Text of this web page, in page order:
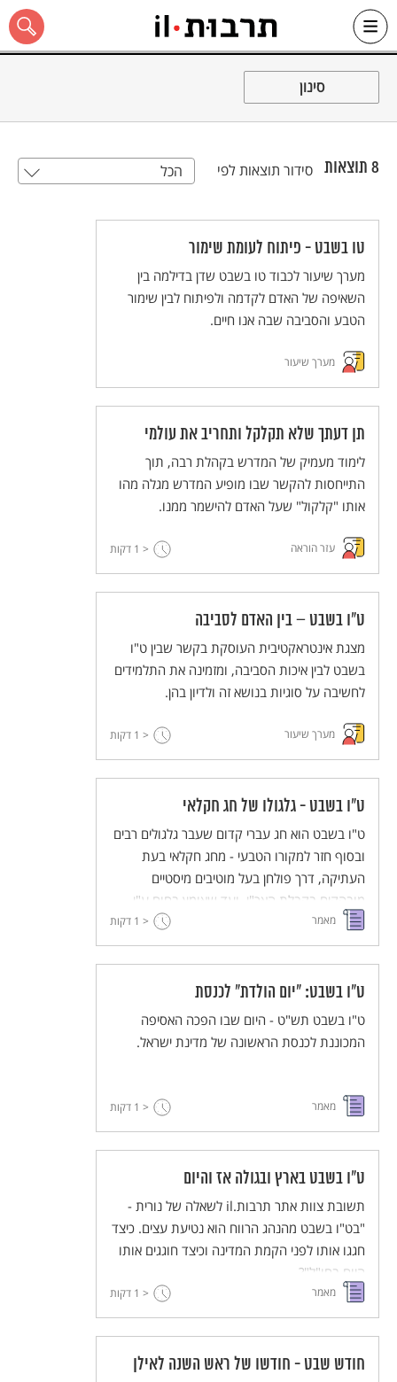
Skip
כל האתר
סינון
8 תוצאות סידור תוצאות לפי הכל
טו בשבט - פיתוח לעומת שימור
מערך שיעור לכבוד טו בשבט שדן בדילמה בין
השאיפה של האדם לקדמה ולפיתוח לבין שימור
הטבע והסביבה שבה אנו חיים.
מערך שיעור
תן דעתך שלא תקלקל ותחריב את עולמי
לימוד מעמיק של המדרש בקהלת רבה, תוך
התייחסות להקשר שבו מופיע המדרש מגלה מהו
אותו "קלקול" שעל האדם להישמר ממנו.
עזר הוראה < 1 דקות
ט"ו בשבט – בין האדם לסביבה
מצגת אינטראקטיבית העוסקת בקשר שבין ט"ו
בשבט לבין איכות הסביבה, ומזמינה את התלמידים
לחשיבה על סוגיות בנושא זה ולדיון בהן.
מערך שיעור < 1 דקות
ט"ו בשבט - גלגולו של חג חקלאי
ט"ו בשבט הוא חג עברי קדום שעבר גלגולים רבים
ובסוף חזר למקורו הטבעי - מחג חקלאי בעת
העתיקה, דרך פולחן בעל מוטיבים מיסטיים
מובהקים בקבלת האר"י, ועד שאומץ בחום ע"י
התנועה הקיבוצית וקק"ל.
מאמר < 1 דקות
ט"ו בשבט: "יום הולדת" לכנסת
ט"ו בשבט תש"ט - היום שבו הפכה האסיפה
המכוננת לכנסת הראשונה של מדינת ישראל.
מאמר < 1 דקות
ט"ו בשבט בארץ ובגולה אז והיום
תשובת צוות אתר תרבות.il לשאלה של נורית -
"בט"ו בשבט מהנהג הרווח הוא נטיעת עצים. כיצד
חגגו אותו לפני הקמת המדינה וכיצד חוגגים אותו
היום בחו"ל"?
מאמר < 1 דקות
חודש שבט - חודשו של ראש השנה לאילן